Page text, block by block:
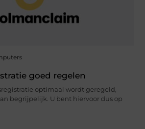
goed regelen
optimaal wordt geregeld,
begrijpelijk. U bent hiervoor dus op